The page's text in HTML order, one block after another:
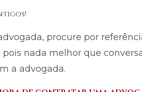
procure por
nada melhor que
a advogada.